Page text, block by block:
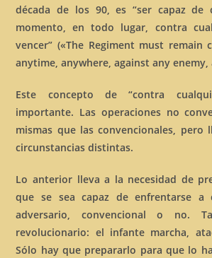
década de los 90, es “ser capaz de
momento, en todo lugar, contra
vencer” («The Regiment must remain
anytime, anywhere, against any enemy,
Este concepto de “contra
importante. Las operaciones no
mismas que las convencionales, pero
circunstancias distintas.
Lo anterior lleva a la necesidad de
que se sea capaz de enfrentarse a
adversario, convencional o no.
revolucionario: el infante marcha,
Sólo hay que prepararlo para que lo